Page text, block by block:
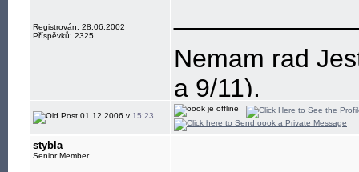
Registrován: 28.06.2002
Příspěvků: 2325
Nemam rad
a 9/11).
01.12.2006 v 15:23
stybla
Senior Member